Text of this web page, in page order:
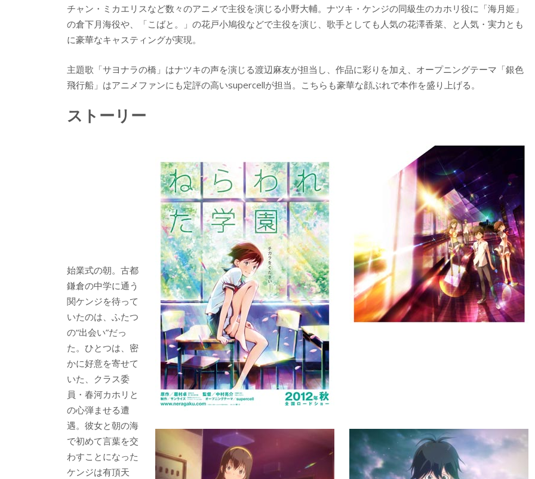
チャン・ミカエリスなど数々のアニメで主役を演じる小野大輔。ナツキ・ケンジの同級生のカホリ役に「海月姫」
の倉下月海役や、「こばと。」の花戸小鳩役などで主役を演じ、歌手としても人気の花澤香菜、と人気・実力とも
に豪華なキャスティングが実現。
主題歌「サヨナラの橋」はナツキの声を演じる渡辺麻友が担当し、作品に彩りを加え、オープニングテーマ「銀色
飛行船」はアニメファンにも定評の高いsupercellが担当。こちらも豪華な顔ぶれで本作を盛り上げる。
ストーリー
始業式の朝。古都
鎌倉の中学に通う
関ケンジを待って
いたのは、ふたつ
の“出会い”だっ
た。ひとつは、密
かに好意を寄せて
いた、クラス委
員・春河カホリと
の心弾ませる遭
遇。彼女と朝の海
で初めて言葉を交
わすことになった
ケンジは有頂天